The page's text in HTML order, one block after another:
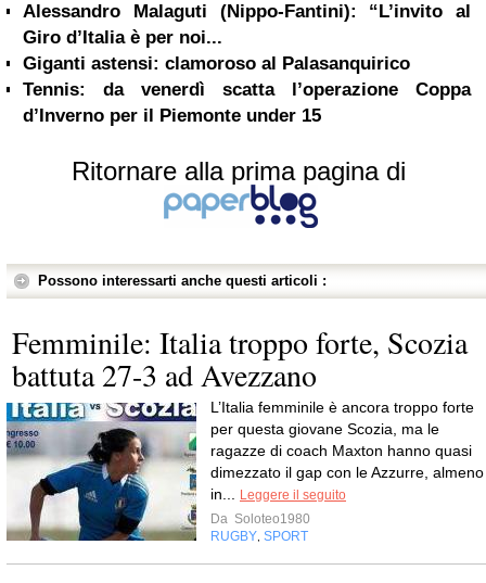
Alessandro Malaguti (Nippo-Fantini): “L’invito al
Giro d’Italia è per noi...
Giganti astensi: clamoroso al Palasanquirico
Tennis: da venerdì scatta l’operazione Coppa
d’Inverno per il Piemonte under 15
Ritornare alla prima pagina di
Possono interessarti anche questi articoli :
Femminile: Italia troppo forte, Scozia
battuta 27-3 ad Avezzano
L’Italia femminile è ancora troppo forte
per questa giovane Scozia, ma le
ragazze di coach Maxton hanno quasi
dimezzato il gap con le Azzurre, almeno
in...
Leggere il seguito
Da Soloteo1980
RUGBY SPORT